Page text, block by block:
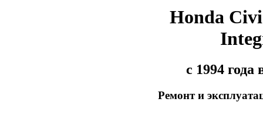
Honda
с 1994 года
Ремонт и